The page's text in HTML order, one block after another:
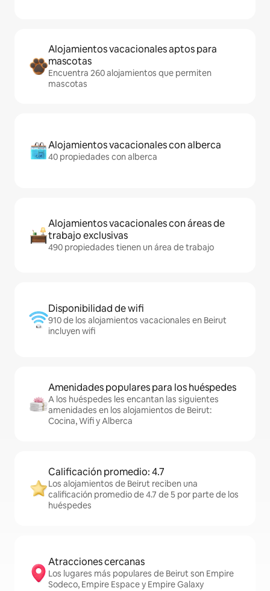
Alojamientos vacacionales aptos para
mascotas
Encuentra 260 alojamientos que permiten
mascotas
Alojamientos vacacionales con alberca
40 propiedades con alberca
Alojamientos vacacionales con áreas de
trabajo exclusivas
490 propiedades tienen un área de trabajo
Disponibilidad de wifi
910 de los alojamientos vacacionales en Beirut
incluyen wifi
Amenidades populares para los huéspedes
A los huéspedes les encantan las siguientes
amenidades en los alojamientos de Beirut:
Cocina, Wifi y Alberca
Calificación promedio: 4.7
Los alojamientos de Beirut reciben una
calificación promedio de 4.7 de 5 por parte de los
huéspedes
Atracciones cercanas
Los lugares más populares de Beirut son Empire
Sodeco, Empire Espace y Empire Galaxy